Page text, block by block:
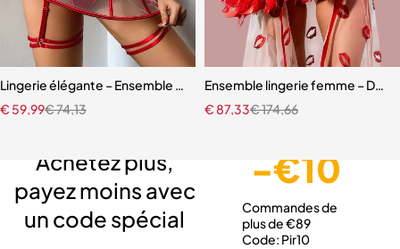
Lingerie élégante – Ensemble avec soutien-gorge à armatures et
€74,13
€ 59,99
Ensemble lingerie femme –
€174,66
€ 87,33
Achetez plus,
payez moins avec
un code spécial
-€10
Commandes de
plus de €89
Code: Pir10